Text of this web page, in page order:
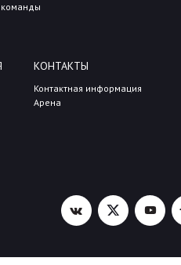
КОНТАКТЫ
Контактная информация
Арена